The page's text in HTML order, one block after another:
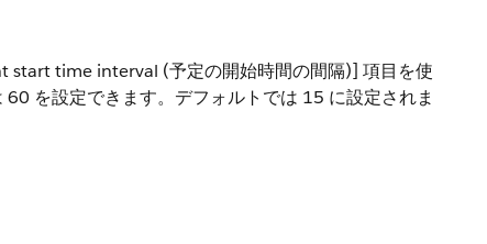
start time interval (予定の開始時間の間隔)] 項目を使
を設定できます。デフォルトでは 15 に設定されま